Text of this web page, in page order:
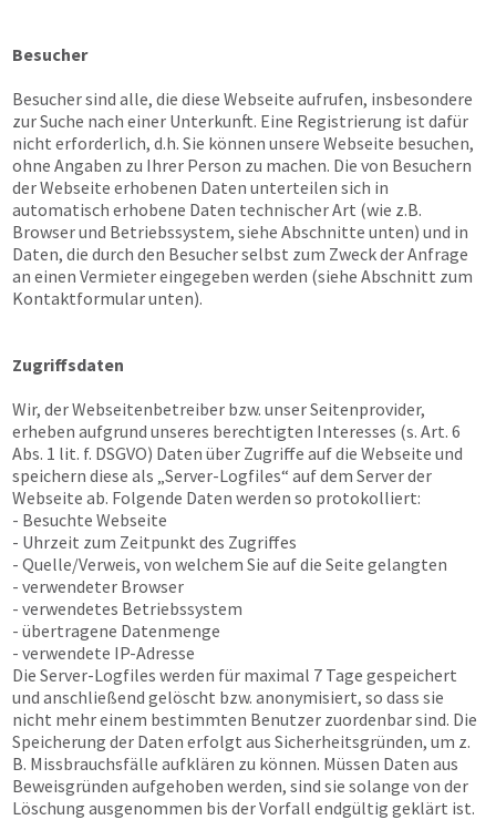
Besucher
Besucher sind alle, die diese Webseite aufrufen, insbesondere
zur Suche nach einer Unterkunft. Eine Registrierung ist dafür
nicht erforderlich, d.h. Sie können unsere Webseite besuchen,
ohne Angaben zu Ihrer Person zu machen. Die von Besuchern
der Webseite erhobenen Daten unterteilen sich in
automatisch erhobene Daten technischer Art (wie z.B.
Browser und Betriebssystem, siehe Abschnitte unten) und in
Daten, die durch den Besucher selbst zum Zweck der Anfrage
an einen Vermieter eingegeben werden (siehe Abschnitt zum
Kontaktformular unten).
Zugriffsdaten
Wir, der Webseitenbetreiber bzw. unser Seitenprovider,
erheben aufgrund unseres berechtigten Interesses (s. Art. 6
Abs. 1 lit. f. DSGVO) Daten über Zugriffe auf die Webseite und
speichern diese als „Server-Logfiles“ auf dem Server der
Webseite ab. Folgende Daten werden so protokolliert:
- Besuchte Webseite
- Uhrzeit zum Zeitpunkt des Zugriffes
- Quelle/Verweis, von welchem Sie auf die Seite gelangten
- verwendeter Browser
- verwendetes Betriebssystem
- übertragene Datenmenge
- verwendete IP-Adresse
Die Server-Logfiles werden für maximal 7 Tage gespeichert
und anschließend gelöscht bzw. anonymisiert, so dass sie
nicht mehr einem bestimmten Benutzer zuordenbar sind. Die
Speicherung der Daten erfolgt aus Sicherheitsgründen, um z.
B. Missbrauchsfälle aufklären zu können. Müssen Daten aus
Beweisgründen aufgehoben werden, sind sie solange von der
Löschung ausgenommen bis der Vorfall endgültig geklärt ist.